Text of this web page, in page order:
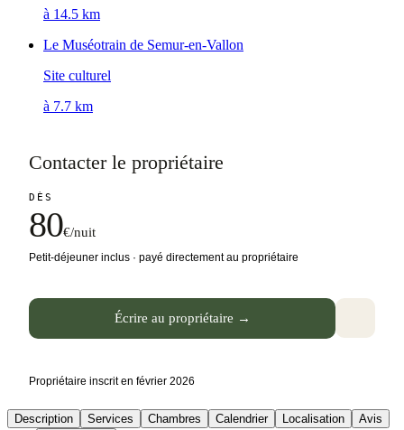
à 14.5 km
Le Muséotrain de Semur-en-Vallon
Site culturel
à 7.7 km
Contacter le propriétaire
DÈS
80€/nuit
Petit-déjeuner inclus · payé directement au propriétaire
Écrire au propriétaire →
Propriétaire inscrit en février 2026
Description Services Chambres Calendrier Localisation Avis